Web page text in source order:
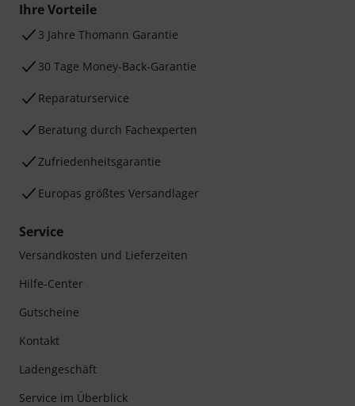
Ihre Vorteile
3 Jahre Thomann Garantie
30 Tage Money-Back-Garantie
Reparaturservice
Beratung durch Fachexperten
Zufriedenheitsgarantie
Europas größtes Versandlager
Service
Versandkosten und Lieferzeiten
Hilfe-Center
Gutscheine
Kontakt
Ladengeschäft
Service im Überblick